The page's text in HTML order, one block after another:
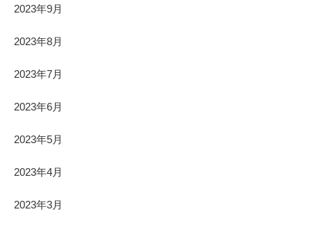
2023年9月
2023年8月
2023年7月
2023年6月
2023年5月
2023年4月
2023年3月